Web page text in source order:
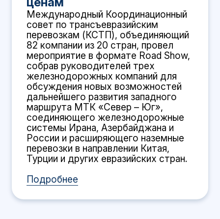
Международный Координационный
совет по трансъевразийским
перевозкам (КСТП), объединяющий
82 компании из 20 стран, провел
мероприятие в формате Road Show,
собрав руководителей трех
железнодорожных компаний для
обсуждения новых возможностей
дальнейшего развития западного
маршрута МТК «Север – Юг»,
соединяющего железнодорожные
системы Ирана, Азербайджана и
России и расширяющего наземные
перевозки в направлении Китая,
Турции и других евразийских стран.
Подробнее